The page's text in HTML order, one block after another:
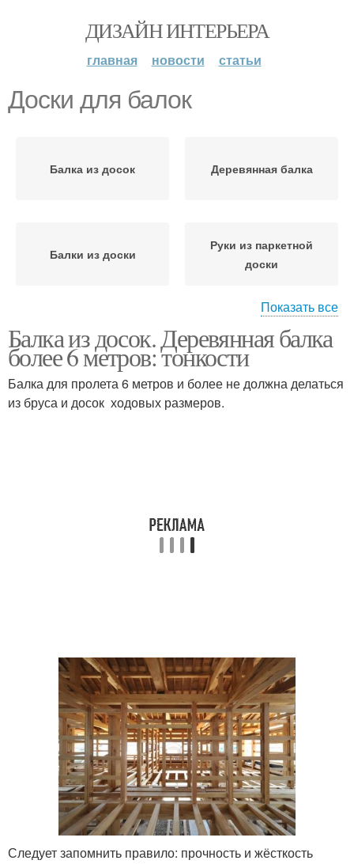
ДИЗАЙН ИНТЕРЬЕРА
главная новости статьи
Доски для балок
Балка из досок Деревянная балка
Балки из доски
Руки из паркетной
доски
перекрытий
Перекрытия из досок
Показать все
Балка из досок. Деревянная балка
более 6 метров: тонкости
Балка для пролета 6 метров и более не должна делаться
из бруса и досок ходовых размеров.
Следует запомнить правило: прочность и жёсткость